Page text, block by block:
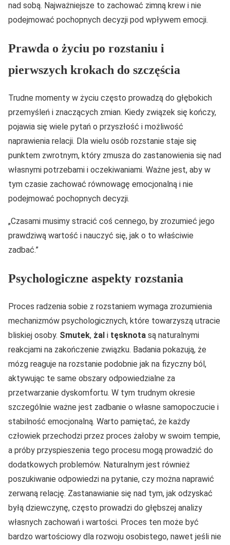
nad sobą. Najważniejsze to zachować zimną krew i nie
podejmować pochopnych decyzji pod wpływem emocji.
Prawda o życiu po rozstaniu i
pierwszych krokach do szczęścia
Trudne momenty w życiu często prowadzą do głębokich
przemyśleń i znaczących zmian. Kiedy związek się kończy,
pojawia się wiele pytań o przyszłość i możliwość
naprawienia relacji. Dla wielu osób rozstanie staje się
punktem zwrotnym, który zmusza do zastanowienia się nad
własnymi potrzebami i oczekiwaniami. Ważne jest, aby w
tym czasie zachować równowagę emocjonalną i nie
podejmować pochopnych decyzji.
„Czasami musimy stracić coś cennego, by zrozumieć jego
prawdziwą wartość i nauczyć się, jak o to właściwie
zadbać.”
Psychologiczne aspekty rozstania
Proces radzenia sobie z rozstaniem wymaga zrozumienia
mechanizmów psychologicznych, które towarzyszą utracie
bliskiej osoby. Smutek, żal i tęsknota są naturalnymi
reakcjami na zakończenie związku. Badania pokazują, że
mózg reaguje na rozstanie podobnie jak na fizyczny ból,
aktywując te same obszary odpowiedzialne za
przetwarzanie dyskomfortu. W tym trudnym okresie
szczególnie ważne jest zadbanie o własne samopoczucie i
stabilność emocjonalną. Warto pamiętać, że każdy
człowiek przechodzi przez proces żałoby w swoim tempie,
a próby przyspieszenia tego procesu mogą prowadzić do
dodatkowych problemów. Naturalnym jest również
poszukiwanie odpowiedzi na pytanie, czy można naprawić
zerwaną relację. Zastanawianie się nad tym, jak odzyskać
byłą dziewczynę, często prowadzi do głębszej analizy
własnych zachowań i wartości. Proces ten może być
bardzo wartościowy dla rozwoju osobistego, nawet jeśli nie